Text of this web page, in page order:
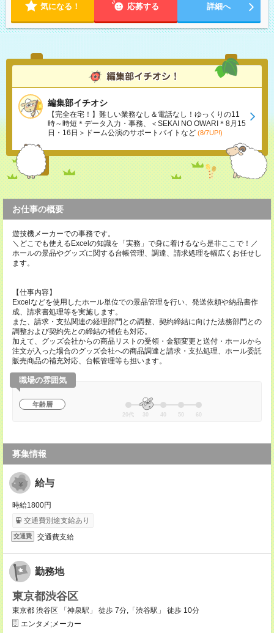
気になる！ 応募する 詳細へ
編集部イチオシ
【完全在宅！】難しい業務なし＆電話なし！ゆっくりの11
時～時短＊データ入力・事務、＜SEKAI NO OWARI＊8月15
日・16日＞ドーム公演のサポートバイトなど (8/7UP!)
お仕事の概要
遊技機メーカーでの事務です。
＼どこでも使えるExcelの知識を「実務」で身に着けるなら是非ここで！／
ホールの景品やグッズに関する台帳管理、調達、請求処理を幅広くお任せし
ます。
【仕事内容】
Excelなどを使用したホール単位での景品管理を行い、発送依頼や納品書作
成、請求書処理等を実施します。
また、請求・支払関連の経理部門との調整、契約締結に向けた法務部門との
調整および契約先との締結の補佐も対応。
加えて、グッズ会社からの商品リストの受領・金額変更と送付・ホールから
注文が入った場合のグッズ会社への商品調達と請求・支払処理、ホール委託
販売商品の補充対応、台帳管理等も担います。
職場の雰囲気
年齢層
20代 30 40 50 60
募集情報
給与
時給1800円
交通費別途支給あり
交通費 交通費支給
勤務地
東京都渋谷区
東京都 渋谷区 「神泉駅」 徒歩 7分,「渋谷駅」 徒歩 10分
エンタメ;メーカー